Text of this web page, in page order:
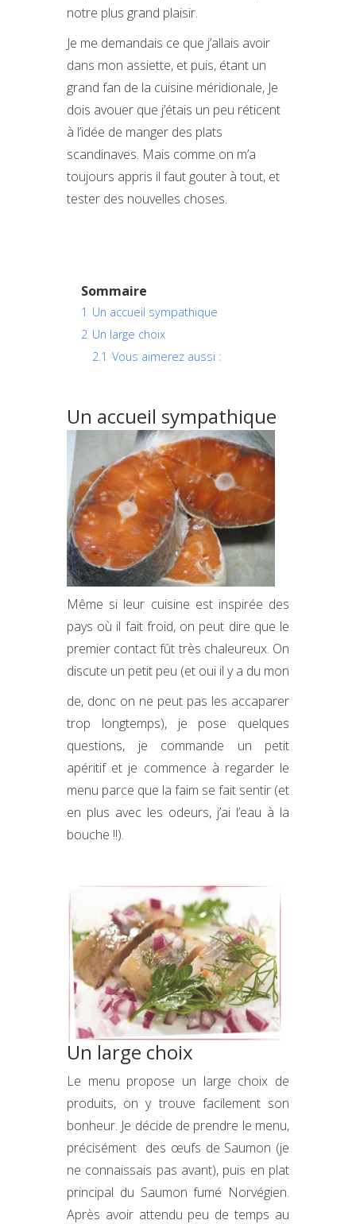
notre plus grand plaisir.
Je me demandais ce que j’allais avoir
dans mon assiette, et puis, étant un
grand fan de la cuisine méridionale, Je
dois avouer que j’étais un peu réticent
à l’idée de manger des plats
scandinaves. Mais comme on m’a
toujours appris il faut gouter à tout, et
tester des nouvelles choses.
Sommaire
1 Un accueil sympathique
2 Un large choix
2.1 Vous aimerez aussi :
Un accueil sympathique
Même si leur cuisine est inspirée des
pays où il fait froid, on peut dire que le
premier contact fût très chaleureux. On
discute un petit peu (et oui il y a du mon
de, donc on ne peut pas les accaparer
trop longtemps), je pose quelques
questions, je commande un petit
apéritif et je commence à regarder le
menu parce que la faim se fait sentir (et
en plus avec les odeurs, j’ai l’eau à la
bouche !!).
Un large choix
Le menu propose un large choix de
produits, on y trouve facilement son
bonheur. Je décide de prendre le menu,
précisément des œufs de Saumon (je
ne connaissais pas avant), puis en plat
principal du Saumon fumé Norvégien.
Après avoir attendu peu de temps au